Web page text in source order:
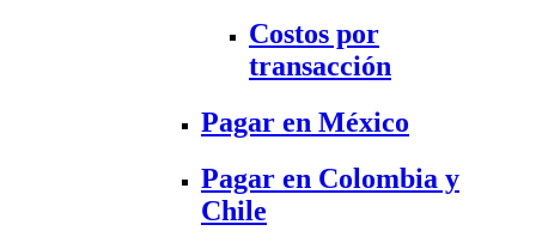
Costos por
transacción
Pagar en México
Pagar en Colombia y
Chile